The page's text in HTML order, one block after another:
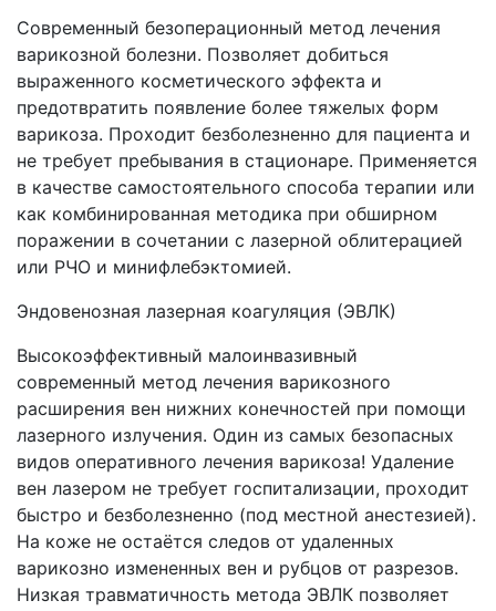
Современный безоперационный метод лечения
варикозной болезни. Позволяет добиться
выраженного косметического эффекта и
предотвратить появление более тяжелых форм
варикоза. Проходит безболезненно для пациента и
не требует пребывания в стационаре. Применяется
в качестве самостоятельного способа терапии или
как комбинированная методика при обширном
поражении в сочетании с лазерной облитерацией
или РЧО и минифлебэктомией.
Эндовенозная лазерная коагуляция (ЭВЛК)
Высокоэффективный малоинвазивный
современный метод лечения варикозного
расширения вен нижних конечностей при помощи
лазерного излучения. Один из самых безопасных
видов оперативного лечения варикоза! Удаление
вен лазером не требует госпитализации, проходит
быстро и безболезненно (под местной анестезией).
На коже не остаётся следов от удаленных
варикозно измененных вен и рубцов от разрезов.
Низкая травматичность метода ЭВЛК позволяет